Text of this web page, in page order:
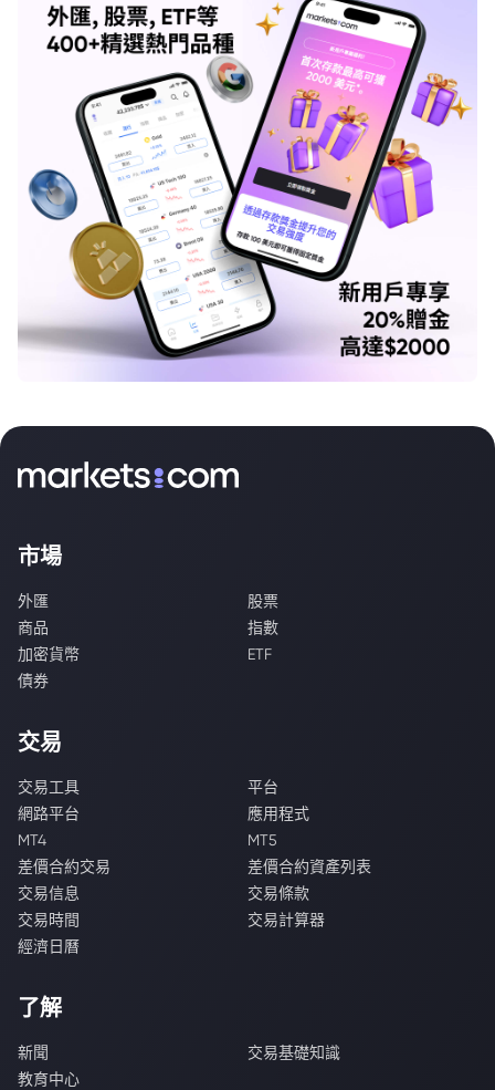
市場
外匯
股票
商品
指數
加密貨幣
ETF
債券
交易
交易工具
平台
網路平台
應用程式
MT4
MT5
差價合約交易
差價合約資產列表
交易信息
交易條款
交易時間
交易計算器
經濟日曆
了解
新聞
交易基礎知識
教育中心